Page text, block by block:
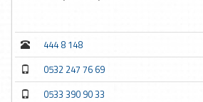
444 8 148
0532 247 76 69
0533 390 90 33